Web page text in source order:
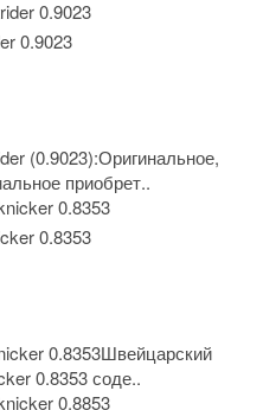
0.9023
(0.9023):Оригинальное,
приобрет..
0.8353
0.8353Швейцарский
0.8353 соде..